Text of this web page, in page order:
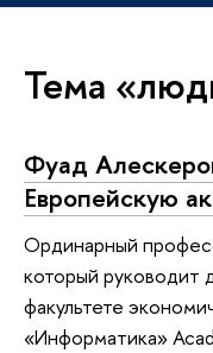
Тема
Фуад
Европейскую
Ординарный
который руководит
факультете
«Информатика»